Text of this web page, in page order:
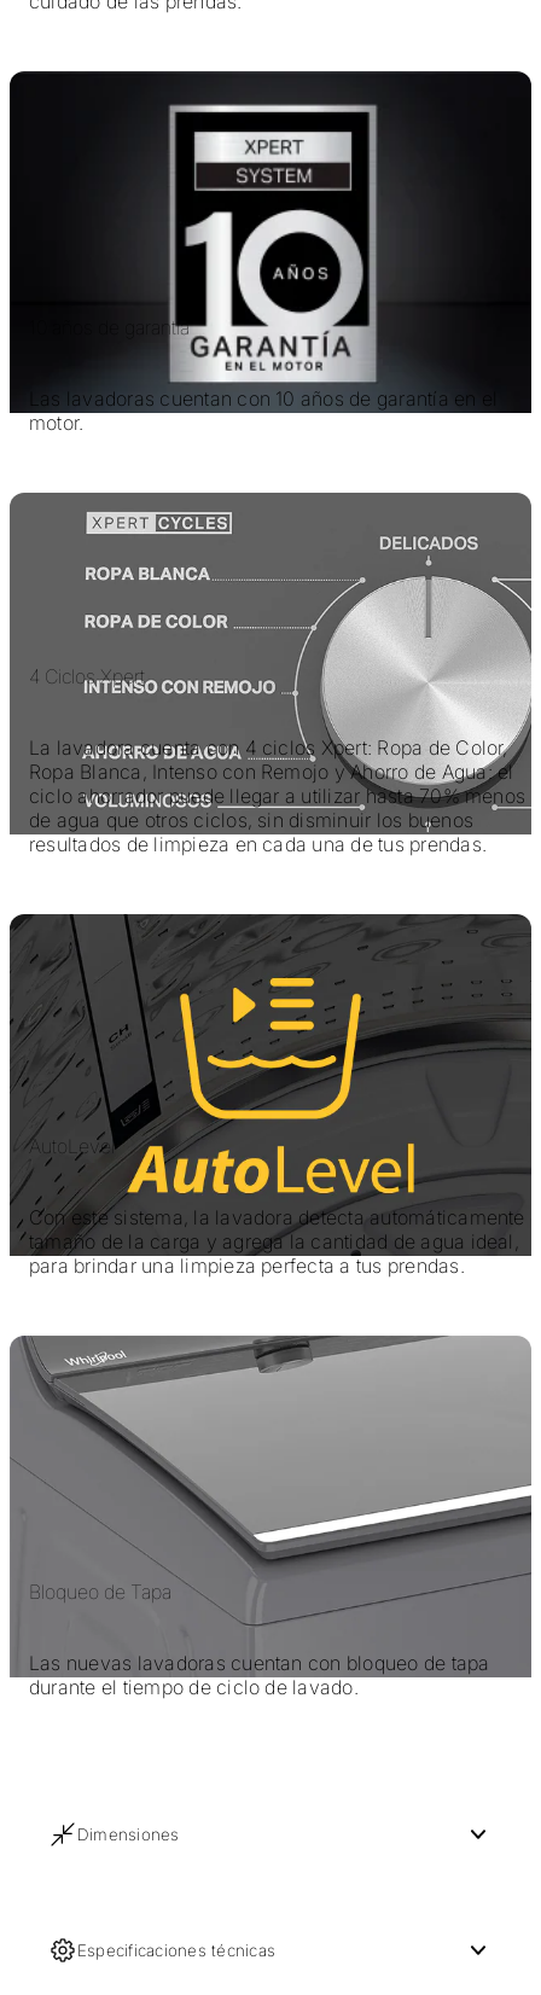
10 años de garantía
Las lavadoras cuentan con 10 años de garantía en el
motor.
4 Ciclos Xpert
La lavadora cuenta con 4 ciclos Xpert: Ropa de Color,
Ropa Blanca, Intenso con Remojo y Ahorro de Agua: el
ciclo ahorrador puede llegar a utilizar hasta 70% menos
de agua que otros ciclos, sin disminuir los buenos
resultados de limpieza en cada una de tus prendas.
AutoLevel
Con este sistema, la lavadora detecta automáticamente
tamaño de la carga y agrega la cantidad de agua ideal,
para brindar una limpieza perfecta a tus prendas.
Bloqueo de Tapa
Las nuevas lavadoras cuentan con bloqueo de tapa
durante el tiempo de ciclo de lavado.
Dimensiones
Especificaciones técnicas